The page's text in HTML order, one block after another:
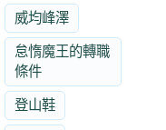
威均峰澤
怠惰魔王的轉職
條件
登山鞋